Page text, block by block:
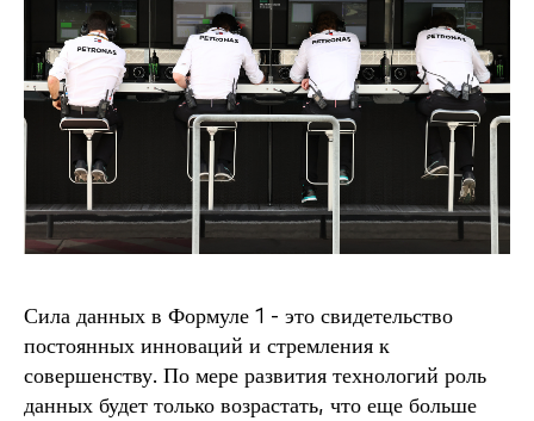
Сила данных в Формуле 1 - это свидетельство
постоянных инноваций и стремления к
совершенству. По мере развития технологий роль
данных будет только возрастать, что еще больше